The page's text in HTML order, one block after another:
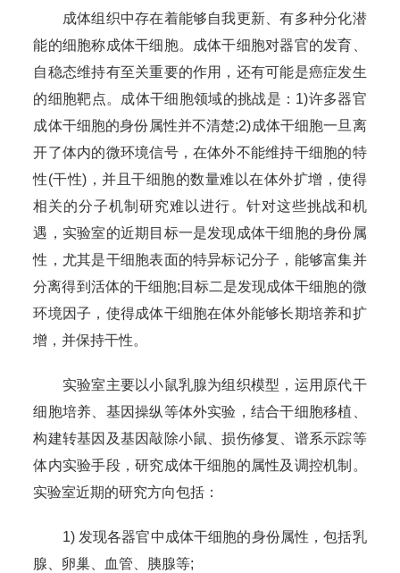
成体组织中存在着能够自我更新、有多种分化潜
能的细胞称成体干细胞。成体干细胞对器官的发育、
自稳态维持有至关重要的作用，还有可能是癌症发生
的细胞靶点。成体干细胞领域的挑战是：1)许多器官
成体干细胞的身份属性并不清楚;2)成体干细胞一旦离
开了体内的微环境信号，在体外不能维持干细胞的特
性(干性)，并且干细胞的数量难以在体外扩增，使得
相关的分子机制研究难以进行。针对这些挑战和机
遇，实验室的近期目标一是发现成体干细胞的身份属
性，尤其是干细胞表面的特异标记分子，能够富集并
分离得到活体的干细胞;目标二是发现成体干细胞的微
环境因子，使得成体干细胞在体外能够长期培养和扩
增，并保持干性。
实验室主要以小鼠乳腺为组织模型，运用原代干
细胞培养、基因操纵等体外实验，结合干细胞移植、
构建转基因及基因敲除小鼠、损伤修复、谱系示踪等
体内实验手段，研究成体干细胞的属性及调控机制。
实验室近期的研究方向包括：
1) 发现各器官中成体干细胞的身份属性，包括乳
腺、卵巢、血管、胰腺等;